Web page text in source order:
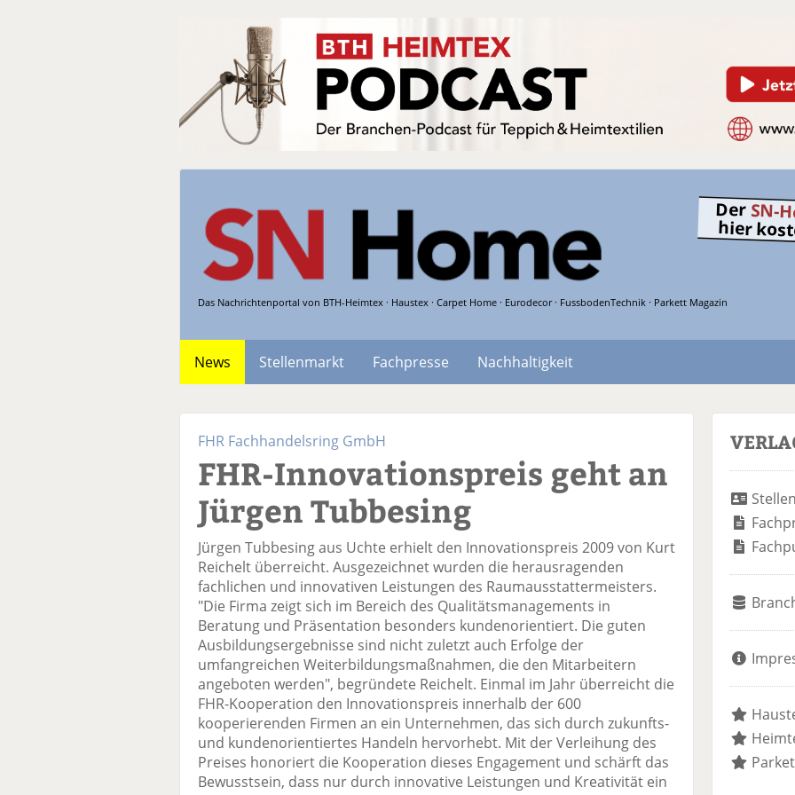
Das Nachrichtenportal von BTH-Heimtex · Haustex · Carpet Home · Eurodecor · FussbodenTechnik · Parkett Magazin
Der SN-
hier
News Stellenmarkt Fachpresse
Nachhaltigkeit
FHR Fachhandelsring GmbH
FHR-Innovationspreis geht an
Jürgen Tubbesing
Jürgen Tubbesing aus Uchte erhielt den Innovationspreis 2009 von Kurt
Reichelt überreicht. Ausgezeichnet wurden die herausragenden
fachlichen und innovativen Leistungen des Raumausstattermeisters.
"Die Firma zeigt sich im Bereich des Qualitätsmanagements in
Beratung und Präsentation besonders kundenorientiert. Die guten
Ausbildungsergebnisse sind nicht zuletzt auch Erfolge der
umfangreichen Weiterbildungsmaßnahmen, die den Mitarbeitern
angeboten werden", begründete Reichelt. Einmal im Jahr überreicht die
FHR-Kooperation den Innovationspreis innerhalb der 600
kooperierenden Firmen an ein Unternehmen, das sich durch zukunfts-
und kundenorientiertes Handeln hervorhebt. Mit der Verleihung des
Preises honoriert die Kooperation dieses Engagement und schärft das
Bewusstsein, dass nur durch innovative Leistungen und Kreativität ein